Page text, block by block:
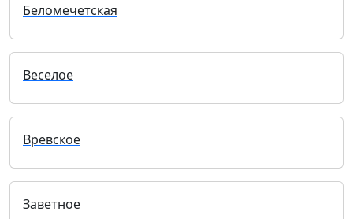
Беломечетская
Веселое
Вревское
Заветное